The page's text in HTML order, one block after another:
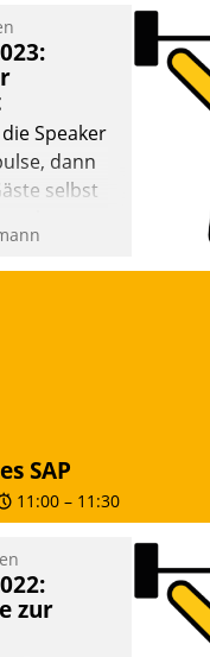
Speaker
dann
selbst
fürs
SAP
11:00 – 11:30
zur